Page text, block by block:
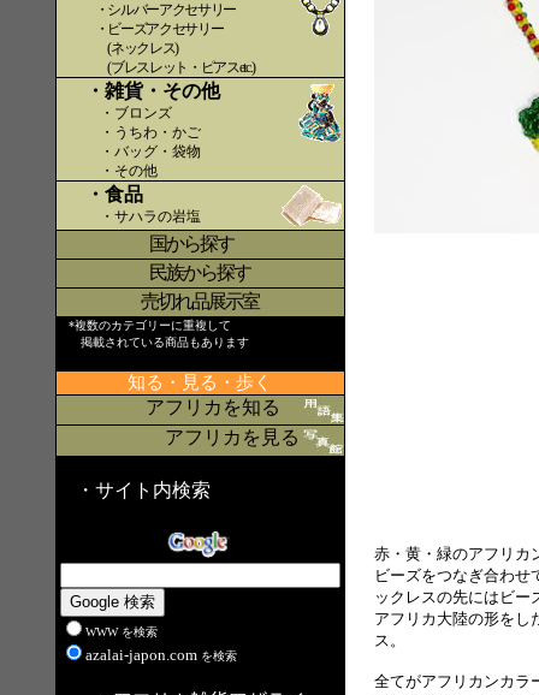
・シルバーアクセサリー
・ビーズアクセサリー
(ネックレス)
(ブレスレット・ピアスetc.)
・雑貨・その他
・ブロンズ
・うちわ・かご
・バッグ・袋物
・その他
・食品
・サハラの岩塩
国から探す〇
民族から探す
売切れ品展示室
*複数のカテゴリーに重複して
掲載されている商品もあります
知る・見る・歩く
アフリカを知る
アフリカを見る
・サイト内検索
WWW を検索
azalai-japon.com を検索
赤・黄・緑のアフリカ
ビーズをつなぎ合わせ
ックレスの先にはビー
アフリカ大陸の形をし
ス。
全てがアフリカンカラ